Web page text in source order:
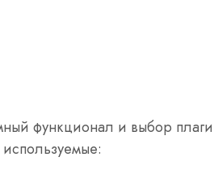
функционал и выбор